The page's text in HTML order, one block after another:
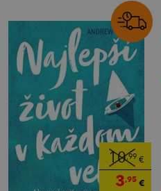
10,99 €
3,95€